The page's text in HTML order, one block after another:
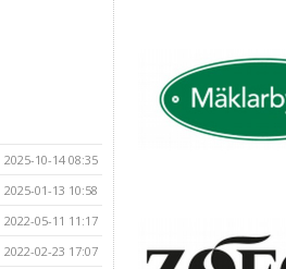
2025-10-14 08:35
2025-01-13 10:58
2022-05-11 11:17
2022-02-23 17:07